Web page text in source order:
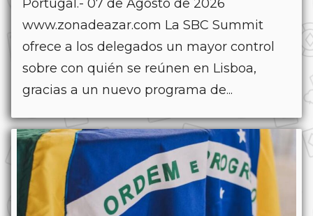
Portugal.- 07 de Agosto de 2026
www.zonadeazar.com La SBC Summit
ofrece a los delegados un mayor control
sobre con quién se reúnen en Lisboa,
gracias a un nuevo programa de...